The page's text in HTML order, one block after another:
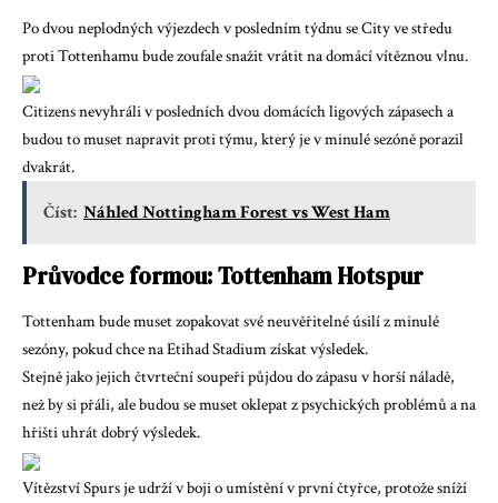
Po dvou neplodných výjezdech v posledním týdnu se City ve středu
proti Tottenhamu bude zoufale snažit vrátit na domácí vítěznou vlnu.
Citizens nevyhráli v posledních dvou domácích ligových zápasech a
budou to muset napravit proti týmu, který je v minulé sezóně porazil
dvakrát.
Číst: Náhled Nottingham Forest vs West Ham
Průvodce formou: Tottenham Hotspur
Tottenham bude muset zopakovat své neuvěřitelné úsilí z minulé
sezóny, pokud chce na Etihad Stadium získat výsledek.
Stejně jako jejich čtvrteční soupeři půjdou do zápasu v horší náladě,
než by si přáli, ale budou se muset oklepat z psychických problémů a na
hřišti uhrát dobrý výsledek.
Vítězství Spurs je udrží v boji o umístění v první čtyřce, protože sníží